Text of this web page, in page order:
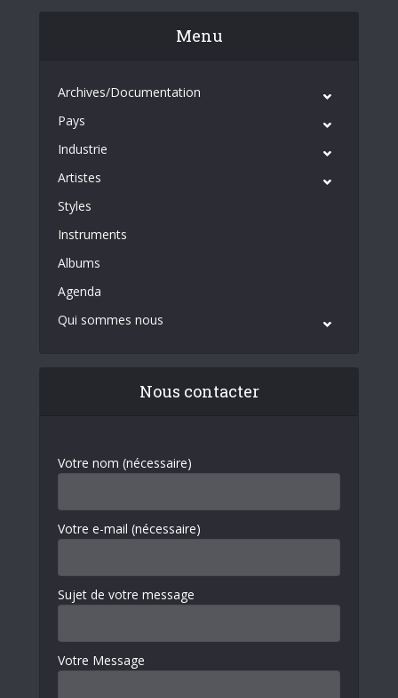
Menu
Archives/Documentation
Pays
Industrie
Artistes
Styles
Instruments
Albums
Agenda
Qui sommes nous
Nous contacter
Votre nom (nécessaire)
Votre e-mail (nécessaire)
Sujet de votre message
Votre Message